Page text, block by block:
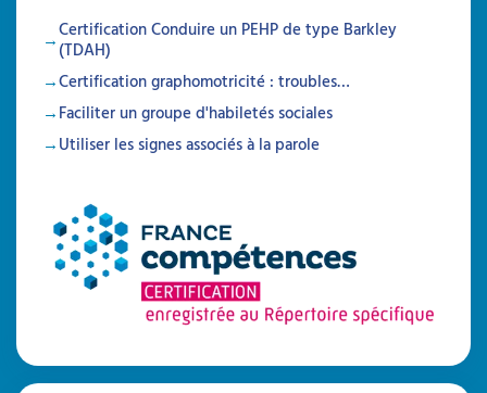
Articles
Certification Conduire un PEHP de type Barkley
(TDAH)
Certification graphomotricité : troubles…
Faciliter un groupe d'habiletés sociales
Utiliser les signes associés à la parole